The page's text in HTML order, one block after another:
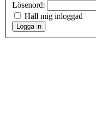
Lösenord:
Håll mig inloggad
Logga in